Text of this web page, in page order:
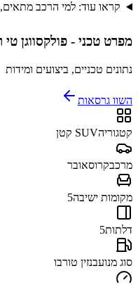
קראו עוד: למי הרכב מתאים,
מפרט טכני - פולקסווגן טי
נתונים טכניים, ביצועים ומידות
השוו גרסאות
קטגוריהSUV קטן
מרכבקרוסאובר
מקומות ישיבה5
דלתות5
סוג מנועבנזין טורבו